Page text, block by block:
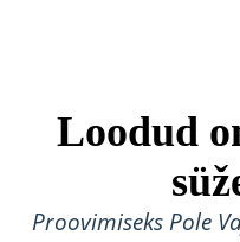
Loodud
Proovimiseks Pole